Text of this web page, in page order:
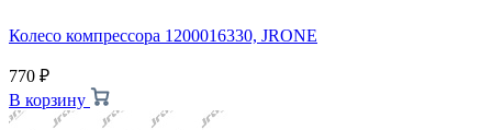
Колесо компрессора 1200016330, JRONE
770 ₽
В корзину